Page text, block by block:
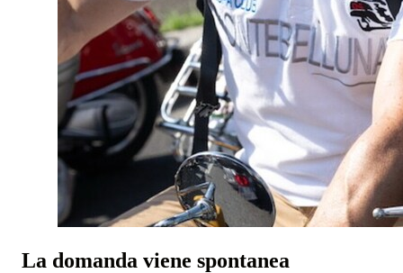
La domanda viene spontanea